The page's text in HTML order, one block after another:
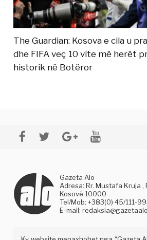
The Guardian: Kosova e cila u
dhe FIFA veç 10 vite më herët
historik në Botëror
Gazeta Alo
Adresa: Rr. Mustafa Kruja ,
Kosovë 10000
Tel/Mob: +383(0) 45/111-
E-mail: